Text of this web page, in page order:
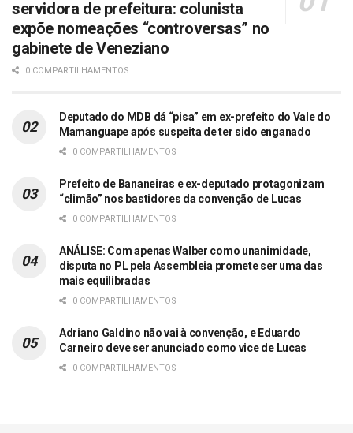
servidora de prefeitura: colunista
expõe nomeações “controversas” no
gabinete de Veneziano
0 COMPARTILHAMENTOS
Deputado do MDB dá “pisa” em ex-prefeito do Vale do
Mamanguape após suspeita de ter sido enganado
0 COMPARTILHAMENTOS
Prefeito de Bananeiras e ex-deputado protagonizam
“climão” nos bastidores da convenção de Lucas
0 COMPARTILHAMENTOS
ANÁLISE: Com apenas Walber como unanimidade,
disputa no PL pela Assembleia promete ser uma das
mais equilibradas
0 COMPARTILHAMENTOS
Adriano Galdino não vai à convenção, e Eduardo
Carneiro deve ser anunciado como vice de Lucas
0 COMPARTILHAMENTOS